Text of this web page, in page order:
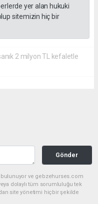
yer alan hukuki
sitemizin hiç bir
2 milyon TL kefaletle
Gönder
bulunuyor ve gebzehurses.com
dolaylı tüm sorumluluğu tek
site yönetimi hiçbir şekilde